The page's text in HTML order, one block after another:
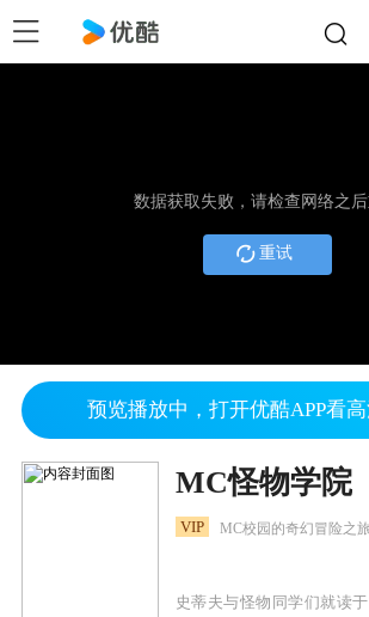
数据获取失败，请检查网络之
重试
预览播放中，打开优酷APP看
MC怪物学院
VIP MC校园的奇幻冒险之旅
史蒂夫与怪物同学们就读